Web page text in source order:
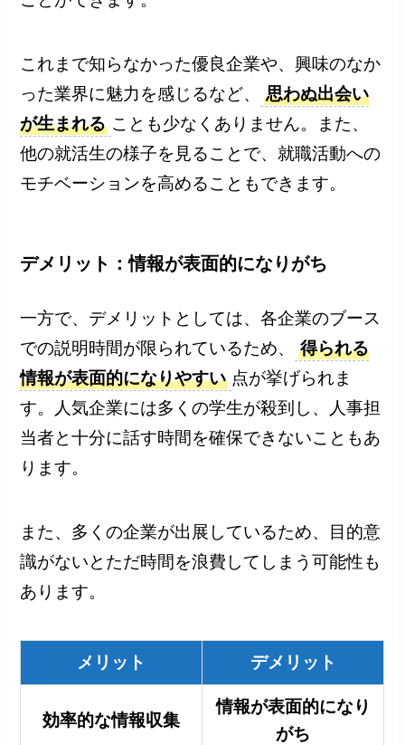
これまで知らなかった優良企業や、興味のなか
った業界に魅力を感じるなど、
思わぬ出会い
が生まれる ことも少なくありません。また、
他の就活生の様子を見ることで、就職活動への
モチベーションを高めることもできます。
デメリット：情報が表面的になりがち
一方で、デメリットとしては、各企業のブース
での説明時間が限られているため、
得られる
情報が表面的になりやすい 点が挙げられま
す。人気企業には多くの学生が殺到し、人事担
当者と十分に話す時間を確保できないこともあ
ります。
また、多くの企業が出展しているため、目的意
識がないとただ時間を浪費してしまう可能性も
あります。
メリット デメリット
効率的な情報収集
情報が表面的になり
がち